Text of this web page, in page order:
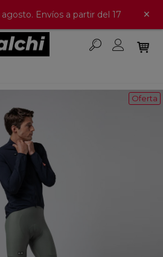
agosto. Envíos a partir del 17 ×
Oferta